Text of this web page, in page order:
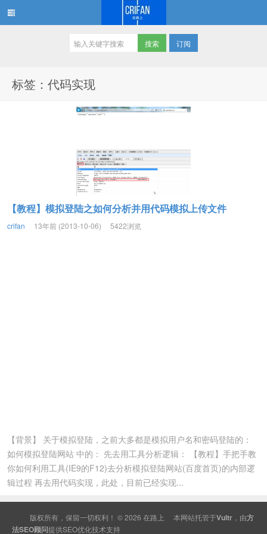
订阅
标签：代码实现
【教程】模拟登陆之如何分析并用代码模拟上传文件
crifan 13年前 (2013-10-06) 5422浏览
【背景】 关于模拟登陆，之前大多都是模拟用户名和密码登陆的：
如何模拟登陆网站 中的： 先去用工具分析逻辑： 【教程】手把手教
你如何利用工具(IE9的F12)去分析模拟登陆网站(百度首页)的内部逻
辑过程 再去用代码实现，此处，目前已经实现...
版权所有，保留一切权利！ © 2026 在路上 本网站托管于Vultr ，由方
法SEO顾问提供SEO优化技术支持